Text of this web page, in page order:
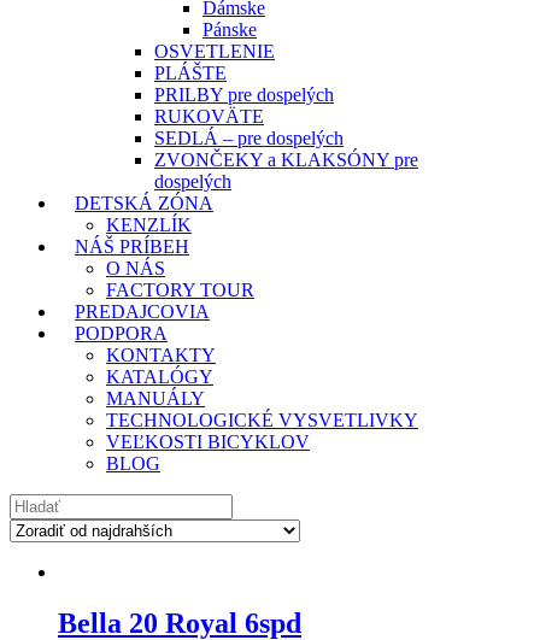
Dámske
Pánske
OSVETLENIE
PLÁŠTE
PRILBY pre dospelých
RUKOVÄTE
SEDLÁ – pre dospelých
ZVONČEKY a KLAKSÓNY pre
dospelých
DETSKÁ ZÓNA
KENZLÍK
NÁŠ PRÍBEH
O NÁS
FACTORY TOUR
PREDAJCOVIA
PODPORA
KONTAKTY
KATALÓGY
MANUÁLY
TECHNOLOGICKÉ VYSVETLIVKY
VEĽKOSTI BICYKLOV
BLOG
Bella 20 Royal 6spd